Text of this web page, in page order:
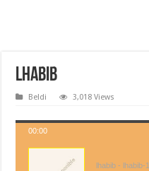
Lhabib
Beldi 3,018 Views
00:00
lhabib - lhabib-1